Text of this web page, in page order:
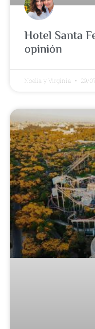
Hotel Santa
opinión
Noelia y Virginia 29/